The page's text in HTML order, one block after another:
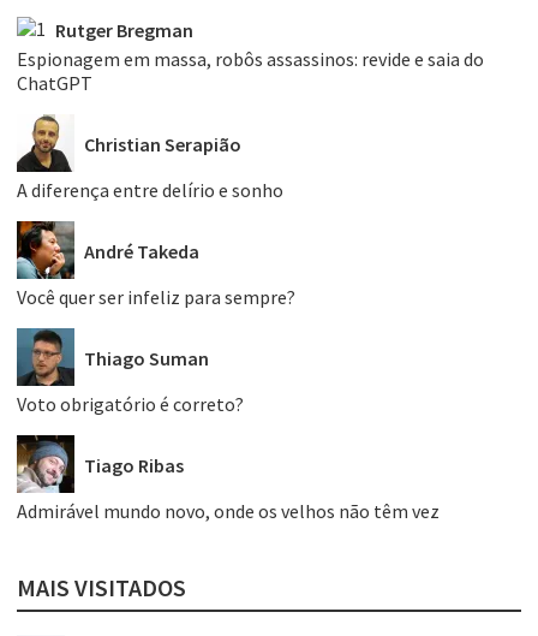
Rutger Bregman
Espionagem em massa, robôs assassinos: revide e saia do
ChatGPT
Christian Serapião
A diferença entre delírio e sonho
André Takeda
Você quer ser infeliz para sempre?
Thiago Suman
Voto obrigatório é correto?
Tiago Ribas
Admirável mundo novo, onde os velhos não têm vez
MAIS VISITADOS